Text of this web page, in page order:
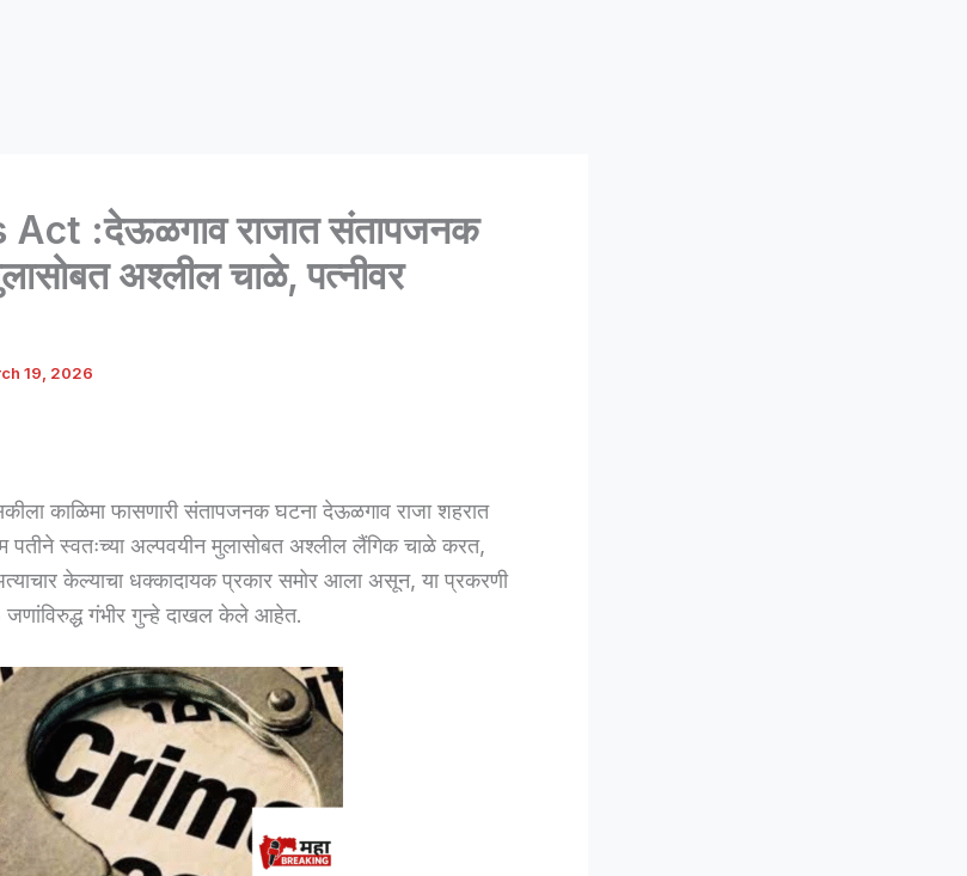
:देऊळगाव राजात संतापजनक
अश्लील चाळे, पत्नीवर
19, 2026
काळिमा फासणारी संतापजनक घटना देऊळगाव राजा शहरात
स्वतःच्या अल्पवयीन मुलासोबत अश्लील लैंगिक चाळे करत,
अत्याचार केल्याचा धक्कादायक प्रकार समोर आला असून, या प्रकरणी
जणांविरुद्ध गंभीर गुन्हे दाखल केले आहेत.